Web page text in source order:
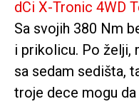
Sa svojih 380 Nm
i prikolicu. Po želji,
sa sedam sedišta,
troje dece mogu